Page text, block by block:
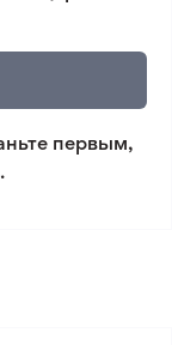
товар,
Согласно
первым,